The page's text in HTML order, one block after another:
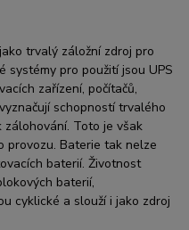
trvalý záložní zdroj pro
systémy pro použití jsou UPS
zařízení, počítačů,
schopností trvalého
Toto je však
provozu. Baterie tak nelze
baterií. Životnost
baterií,
cyklické a slouží i jako zdroj